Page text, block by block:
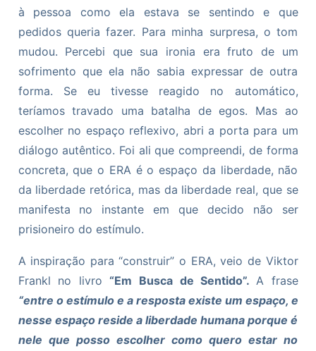
à pessoa como ela estava se sentindo e que
pedidos queria fazer. Para minha surpresa, o tom
mudou. Percebi que sua ironia era fruto de um
sofrimento que ela não sabia expressar de outra
forma. Se eu tivesse reagido no automático,
teríamos travado uma batalha de egos. Mas ao
escolher no espaço reflexivo, abri a porta para um
diálogo autêntico. Foi ali que compreendi, de forma
concreta, que o ERA é o espaço da liberdade, não
da liberdade retórica, mas da liberdade real, que se
manifesta no instante em que decido não ser
prisioneiro do estímulo.
A inspiração para “construir” o ERA, veio de Viktor
Frankl no livro “Em Busca de Sentido”. A frase
“entre o estímulo e a resposta existe um espaço, e
nesse espaço reside a liberdade humana porque é
nele que posso escolher como quero estar no